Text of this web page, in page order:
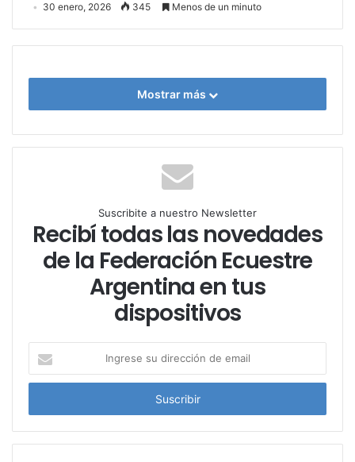
30 enero, 2026 345 Menos de un minuto
Mostrar más
Suscribite a nuestro Newsletter
Recibí todas las novedades
de la Federación Ecuestre
Argentina en tus
dispositivos
g
e
s